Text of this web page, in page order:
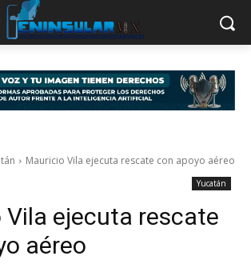
Mauricio Vila ejecuta rescate con apoyo aéreo
Yucatán
Vila ejecuta rescate
aéreo